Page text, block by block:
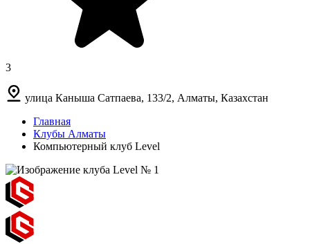
3
улица Каныша Сатпаева, 133/2, Алматы, Казахстан
Главная
Клубы Алматы
Компьютерный клуб Level